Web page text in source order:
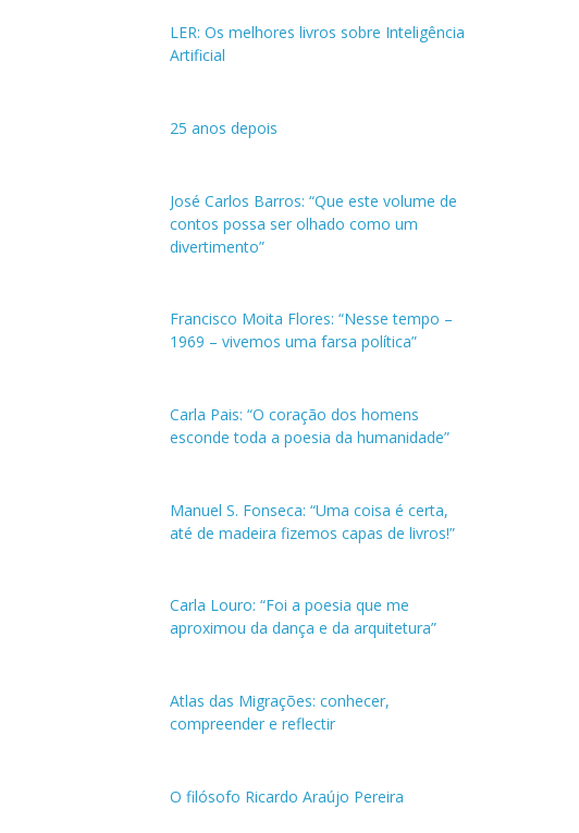
LER: Os melhores livros sobre Inteligência
Artificial
25 anos depois
José Carlos Barros: “Que este volume de
contos possa ser olhado como um
divertimento”
Francisco Moita Flores: “Nesse tempo –
1969 – vivemos uma farsa política”
Carla Pais: “O coração dos homens
esconde toda a poesia da humanidade”
Manuel S. Fonseca: “Uma coisa é certa,
até de madeira fizemos capas de livros!”
Carla Louro: “Foi a poesia que me
aproximou da dança e da arquitetura”
Atlas das Migrações: conhecer,
compreender e reflectir
O filósofo Ricardo Araújo Pereira